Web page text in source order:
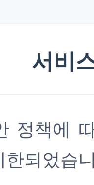
서비
정책에
한되었습